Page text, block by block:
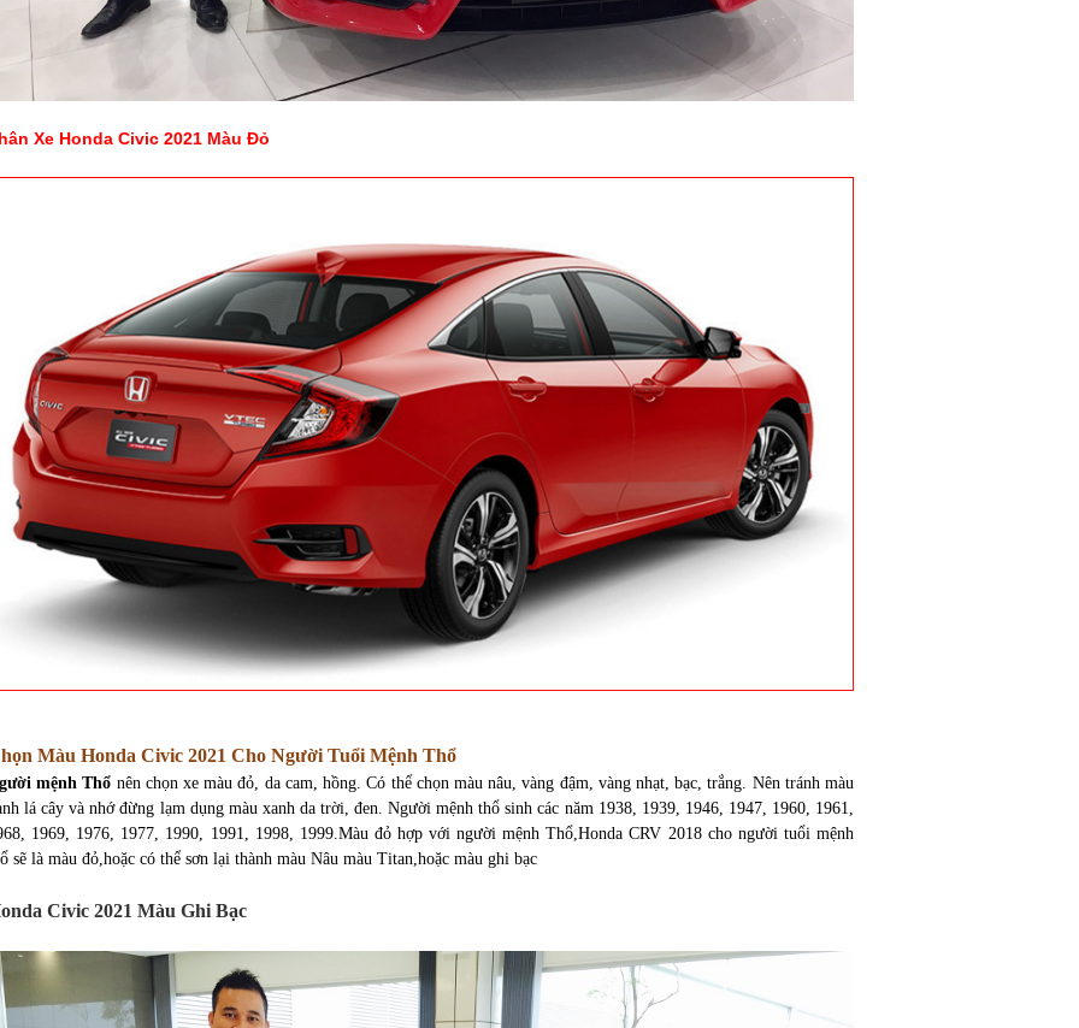
Xe Honda Civic 2021 Màu Đỏ
Màu Honda Civic 2021 Cho Người Tuổi Mệnh Thổ
mệnh Thổ nên chọn xe màu đỏ, da cam, hồng. Có thể chọn màu nâu, vàng đậm, vàng nhạt, bạc, trắng. Nên tránh màu
lá cây và nhớ đừng lạm dụng màu xanh da trời, đen. Người mệnh thổ sinh các năm 1938, 1939, 1946, 1947, 1960, 1961,
1969, 1976, 1977, 1990, 1991, 1998, 1999.Màu đỏ hợp với người mệnh Thổ,Honda CRV 2018 cho người tuổi mệnh
sẽ là màu đỏ,hoặc có thể sơn lại thành màu Nâu màu Titan,hoặc màu ghi bạc
Civic 2021 Màu Ghi Bạc